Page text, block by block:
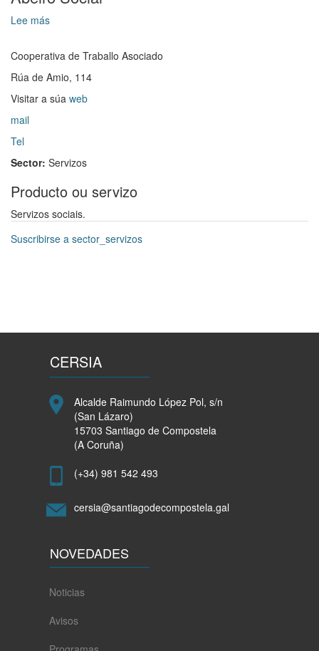
seguimento
de
Igualdade
conta
con
as
e
do
Concello
Lee más
Cooperativa de Traballo Asociado
Rúa de Amio, 114
Visitar a súa web
mail
Tel
Sector: Servizos
Producto ou servizo
Servizos sociais.
Suscribirse a sector_servizos
CERSIA
Alcalde Raimundo López Pol, s/n
(San Lázaro)
15703 Santiago de Compostela
(A Coruña)
(+34) 981 542 493
cersia@santiagodecompostela.gal
NOVEDADES
Noticias
Avisos